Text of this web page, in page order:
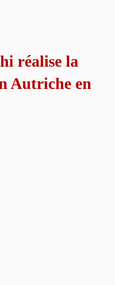
réalise la
Autriche en